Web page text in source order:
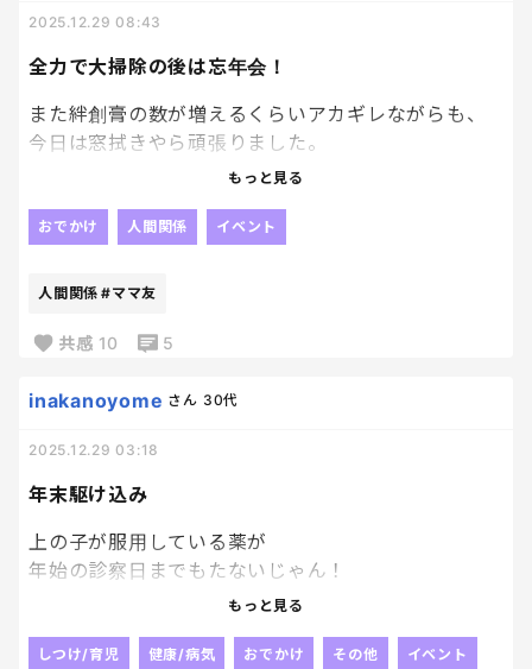
文句言うと、「冷たいお母さん」扱いされるし、
だから今日も「いいお母さん」を演じているだけ。
評価なんていらないから、ただこの負担を分担して
欲しい。
「ありがとう」はもういらないから「じゃあ、手伝
欲しい。
なんでいいお母さんをやると罰ゲームみたいに負担
もう疲れた。
全力で大掃除の後は忘年会！
2025.12.29 08:43
また絆創膏の数が増えるくらいアカギレながらも、
今日は窓拭きやら頑張りました。
もっと見る
おでかけ 人間関係 イベント
人間関係 #ママ友
共感 10 5
年末駆け込み
inakanoyome さん 30代
2025.12.29 03:18
上の子が服用している薬が
年始の診察日までもたないじゃん！
どんだけぇーーーーーー☝️
もっと見る
しつけ/育児 健康/病気 おでかけ その他 イベント